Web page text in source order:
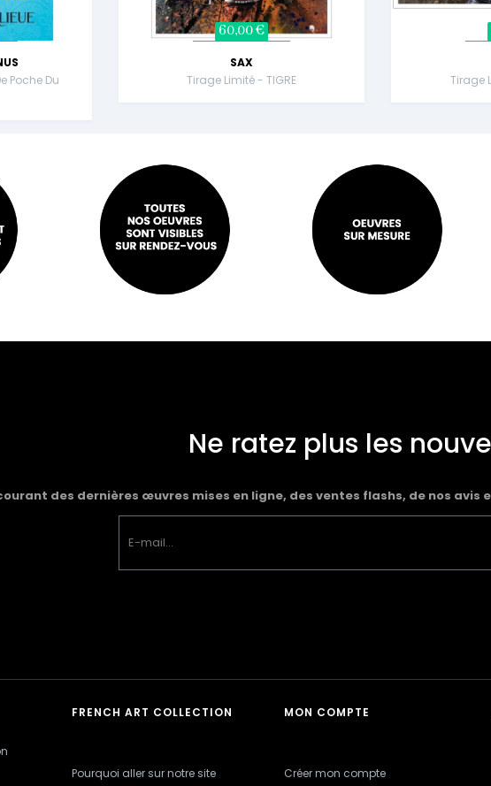
Poche Du
60,00 €
SAX
Tirage Limité - TIGRE
Tirage
Ne ratez plus les
des dernières œuvres mises en ligne, des ventes flashs, de nos
FRENCH ART COLLECTION
Pourquoi aller sur notre site
MON COMPTE
Créer mon compte